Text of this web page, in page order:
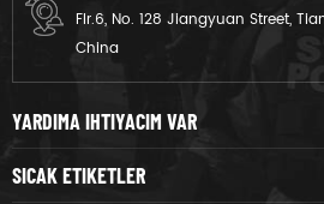
Flr.6, No. 128 Jiangyuan Street,
China
YARDIMA IHTIYACIM VAR
SICAK ETIKETLER